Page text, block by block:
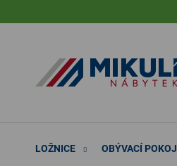
na
LOŽNICE OBÝVACÍ POKOJ